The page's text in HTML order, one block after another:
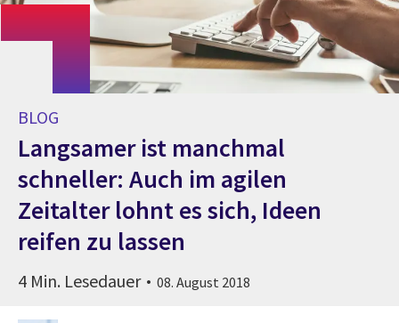
BLOG
Langsamer ist manchmal
schneller: Auch im agilen
Zeitalter lohnt es sich, Ideen
reifen zu lassen
4 Min. Lesedauer 08. August 2018